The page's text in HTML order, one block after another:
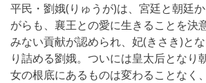
平民・劉娥(りゅうが)は、宮廷と朝廷
がらも、襄王との愛に生きることを決
みない貢献が認められ、妃(きさき)と
り詰める劉娥。ついには皇太后となり
女の根底にあるものは変わることなく